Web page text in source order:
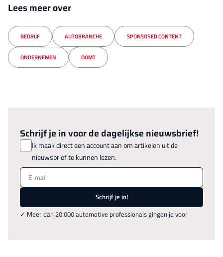
Lees meer over
BEDRIJF AUTOBRANCHE SPONSORED CONTENT
ONDERNEMEN OOMT
Schrijf je in voor de dagelijkse nieuwsbrief!
Ik maak direct een account aan om artikelen uit de
nieuwsbrief te kunnen lezen.
E-mail
Schrijf je in!
✓ Meer dan 20.000 automotive professionals gingen je voor